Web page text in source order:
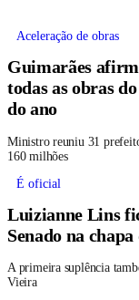
Aceleração de obras
Guimarães
todas as obras
do ano
Ministro reuniu 31
160 milhões
É oficial
Luizianne Lins
Senado na
A primeira suplência
Vieira